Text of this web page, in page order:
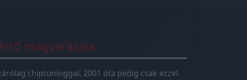
magyarázata
chiptuninggal, 2001 óta pedig csak ezzel.